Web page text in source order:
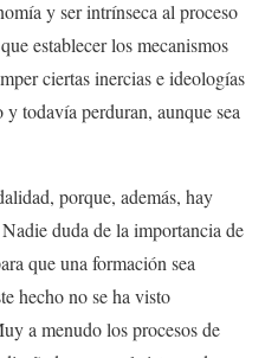
y ser intrínseca al proceso
establecer los mecanismos
ciertas inercias e ideologías
todavía perduran, aunque sea
porque, además, hay
duda de la importancia de
que una formación sea
hecho no se ha visto
a menudo los procesos de